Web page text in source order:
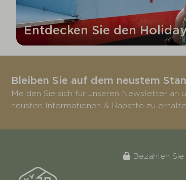
Entdecken Sie den
Bleiben Sie auf dem neustem
Melden Sie sich für unseren Newsletter an
neusten Informationen & Rabatte zu
Bezahlen